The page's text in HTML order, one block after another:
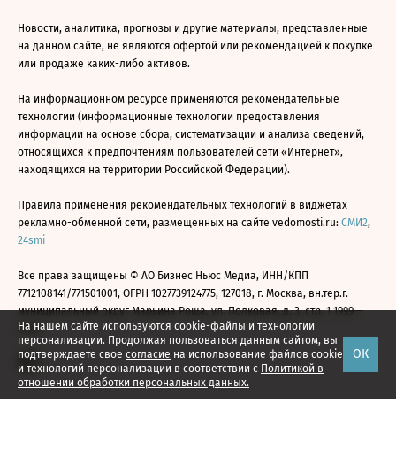
На нашем сайте используются cookie-файлы и технологии
персонализации. Продолжая пользоваться данным сайтом, вы
подтверждаете свое согласие на использование файлов cookie
и технологий персонализации в соответствии с Политикой в
отношении обработки персональных данных.
ОК
Новости, аналитика, прогнозы и другие материалы, представленные
на данном сайте, не являются офертой или рекомендацией к покупке
или продаже каких-либо активов.
На информационном ресурсе применяются рекомендательные
технологии (информационные технологии предоставления
информации на основе сбора, систематизации и анализа сведений,
относящихся к предпочтениям пользователей сети «Интернет»,
находящихся на территории Российской Федерации).
Правила применения рекомендательных технологий в виджетах
рекламно-обменной сети, размещенных на сайте vedomosti.ru: СМИ2,
24smi
Все права защищены © АО Бизнес Ньюс Медиа, ИНН/КПП
7712108141/771501001, ОГРН 1027739124775, 127018, г. Москва, вн.тер.г.
муниципальный округ Марьина Роща, ул. Полковая, д. 3, стр. 1 1999—
2026